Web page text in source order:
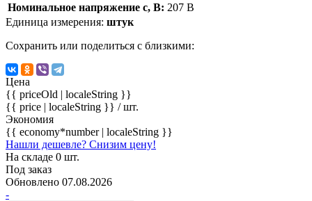
Номинальное напряжение с, В: 207 В
Единица измерения: штук
Сохранить или поделиться с близкими:
Цена
{{ priceOld | localeString }}
{{ price | localeString }} / шт.
Экономия
{{ economy*number | localeString }}
Нашли дешевле? Снизим цену!
На складе 0 шт.
Под заказ
Обновлено 07.08.2026
-